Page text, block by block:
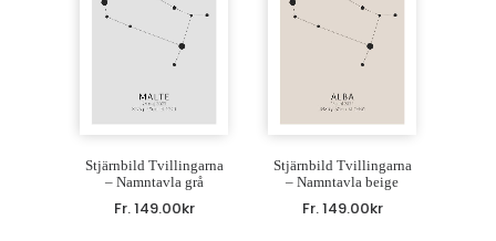
Stjärnbild Tvillingarna
– Namntavla grå
Fr.149.00kr
Stjärnbild Tvillingarna
– Namntavla beige
Fr.149.00kr